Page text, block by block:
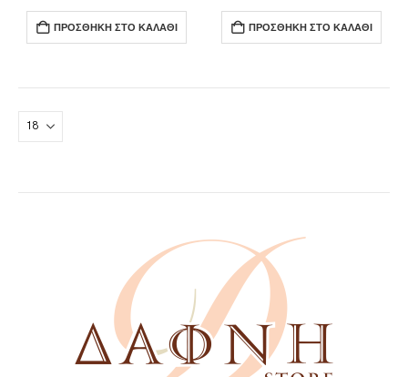
ΠΡΟΣΘΉΚΗ ΣΤΟ ΚΑΛΆΘΙ ΠΡΟΣΘΉΚΗ ΣΤΟ ΚΑΛΆΘΙ